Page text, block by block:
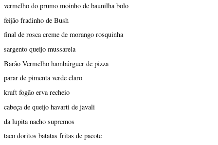
vermelho do prumo moinho de baunilha bolo
feijão fradinho de Bush
final de rosca creme de morango rosquinha
sargento queijo mussarela
Barão Vermelho hambúrguer de pizza
parar de pimenta verde claro
kraft fogão erva recheio
cabeça de queijo havarti de javali
da lupita nacho supremos
taco doritos batatas fritas de pacote